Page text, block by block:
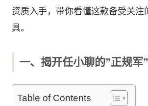
资质入手，带你看懂这款备受关注
具。
一、揭开任小聊的”正规军
Table of Contents